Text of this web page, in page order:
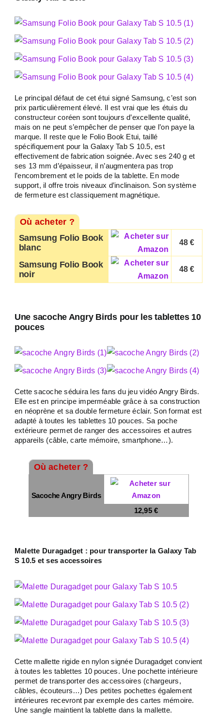
Le principal défaut de cet étui signé Samsung, c’est son
prix particulièrement élevé. Il est vrai que les étuis du
constructeur coréen sont toujours d’excellente qualité,
mais on ne peut s’empêcher de penser que l’on paye la
marque. Il reste que le Folio Book Etui, taillé
spécifiquement pour la Galaxy Tab S 10.5, est
effectivement de fabrication soignée. Avec ses 240 g et
ses 13 mm d’épaisseur, il n’augmentera pas trop
l’encombrement et le poids de la tablette. En mode
support, il offre trois niveaux d’inclinaison. Son système
de fermeture est classiquement magnétique.
Où acheter ?
Samsung Folio Book
blanc
48 €
Samsung Folio Book
noir
48 €
Une sacoche Angry Birds pour les tablettes 10
pouces
Cette sacoche séduira les fans du jeu vidéo Angry Birds.
Elle est en principe imperméable grâce à sa construction
en néoprène et sa double fermeture éclair. Son format est
adapté à toutes les tablettes 10 pouces. Sa poche
extérieure permet de ranger des accessoires et autres
appareils (câble, carte mémoire, smartphone…).
Où acheter ?
Sacoche Angry Birds
12,95 €
Malette Duragadget : pour transporter la Galaxy Tab
S 10.5 et ses accessoires
Cette mallette rigide en nylon signée Duragadget convient
à toutes les tablettes 10 pouces. Une pochette intérieure
permet de transporter des accessoires (chargeurs,
câbles, écouteurs…) Des petites pochettes également
intérieures recevront par exemple des cartes mémoire.
Une sangle maintient la tablette dans la mallette.